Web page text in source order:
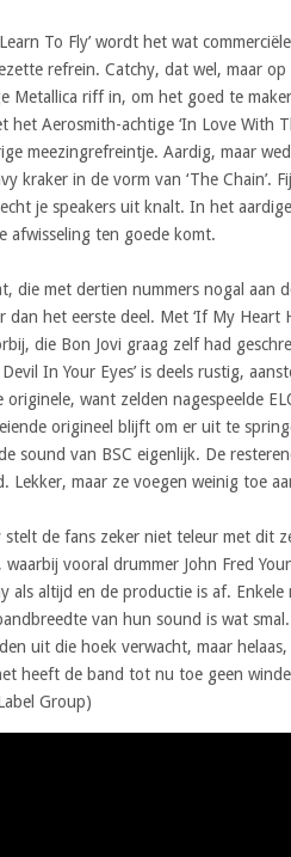
To Fly’ wordt het wat
refrein. Catchy, dat wel, maar op
Metallica riff in, om het goed te
het Aerosmith-achtige ‘In Love With
meezingrefreintje. Aardig, maar
kraker in de vorm van ‘The Chain’.
je speakers uit knalt. In het
afwisseling ten goede komt.
die met dertien nummers nogal aan
dan het eerste deel. Met ‘If My Heart
die Bon Jovi graag zelf had
In Your Eyes’ is deels rustig,
want zelden nagespeelde
origineel blijft om er uit te
sound van BSC eigenlijk. De
Lekker, maar ze voegen weinig toe
stelt de fans zeker niet teleur met dit
waarbij vooral drummer John Fred
als altijd en de productie is af.
van hun sound is wat
uit die hoek verwacht, maar
heeft de band tot nu toe geen
Group)